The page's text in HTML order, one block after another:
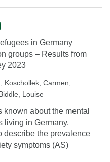
in Germany
groups – Results from
2023
; Koschollek, Carmen;
Louise
known about the mental
living in Germany.
describe the prevalence
symptoms (AS)